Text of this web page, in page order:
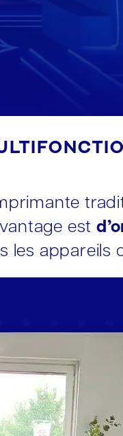
est
appareils